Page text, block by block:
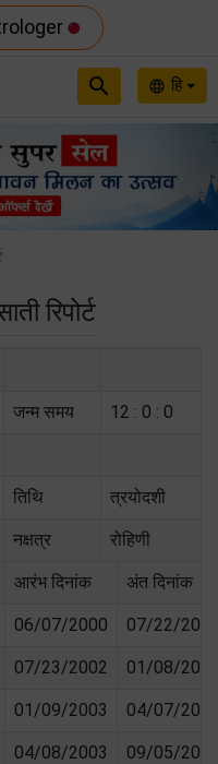
language हि
search
रिपोर्ट
जन्म समय 12 : 0 : 0
तिथि त्रयोदशी
नक्षत्र रोहिणी
आरंभ दिनांक अंत दिनांक
06/07/2000 07/22/
07/23/2002 01/08/
01/09/2003 04/07/
04/08/2003 09/05/